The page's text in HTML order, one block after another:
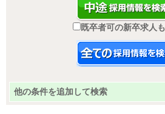
既卒者可の新卒求人
他の条件を追加して検索